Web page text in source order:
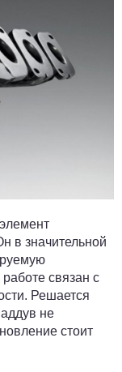
в значительной
связан с
Решается
не
стоит